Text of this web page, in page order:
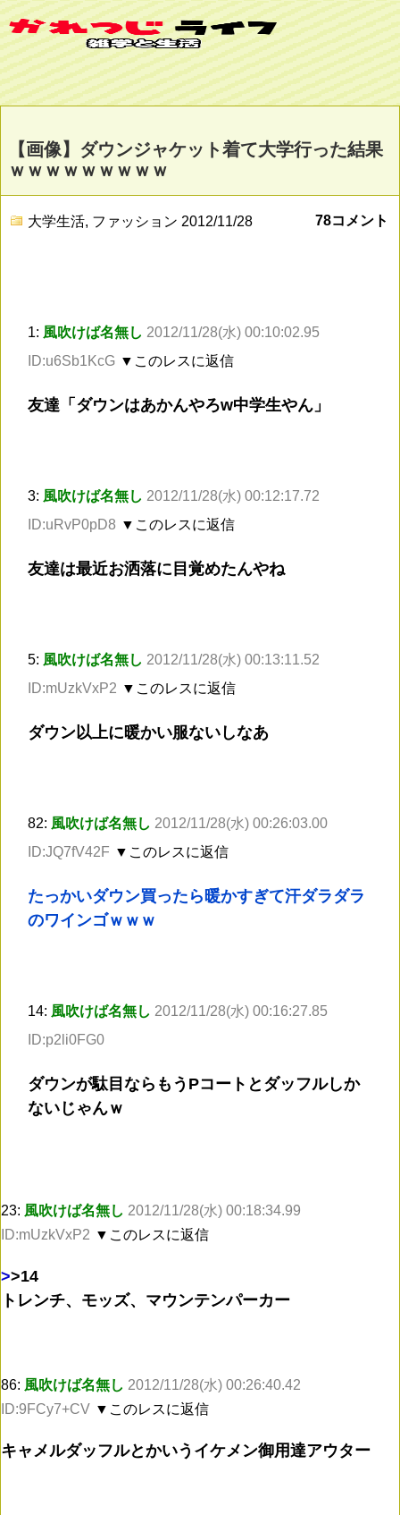
【画像】ダウンジャケット着て大学行った結果
ｗｗｗｗｗｗｗｗｗ
大学生活, ファッション 2012/11/28 78コメント
1: 風吹けば名無し 2012/11/28(水) 00:10:02.95
ID:u6Sb1KcG ▼このレスに返信
友達「ダウンはあかんやろw中学生やん」
3: 風吹けば名無し 2012/11/28(水) 00:12:17.72
ID:uRvP0pD8 ▼このレスに返信
友達は最近お洒落に目覚めたんやね
5: 風吹けば名無し 2012/11/28(水) 00:13:11.52
ID:mUzkVxP2 ▼このレスに返信
ダウン以上に暖かい服ないしなあ
82: 風吹けば名無し 2012/11/28(水) 00:26:03.00
ID:JQ7fV42F ▼このレスに返信
たっかいダウン買ったら暖かすぎて汗ダラダラ
のワインゴｗｗｗ
14: 風吹けば名無し 2012/11/28(水) 00:16:27.85
ID:p2li0FG0
ダウンが駄目ならもうPコートとダッフルしか
ないじゃんｗ
23: 風吹けば名無し 2012/11/28(水) 00:18:34.99
ID:mUzkVxP2 ▼このレスに返信
>>14
トレンチ、モッズ、マウンテンパーカー
86: 風吹けば名無し 2012/11/28(水) 00:26:40.42
ID:9FCy7+CV ▼このレスに返信
キャメルダッフルとかいうイケメン御用達アウター